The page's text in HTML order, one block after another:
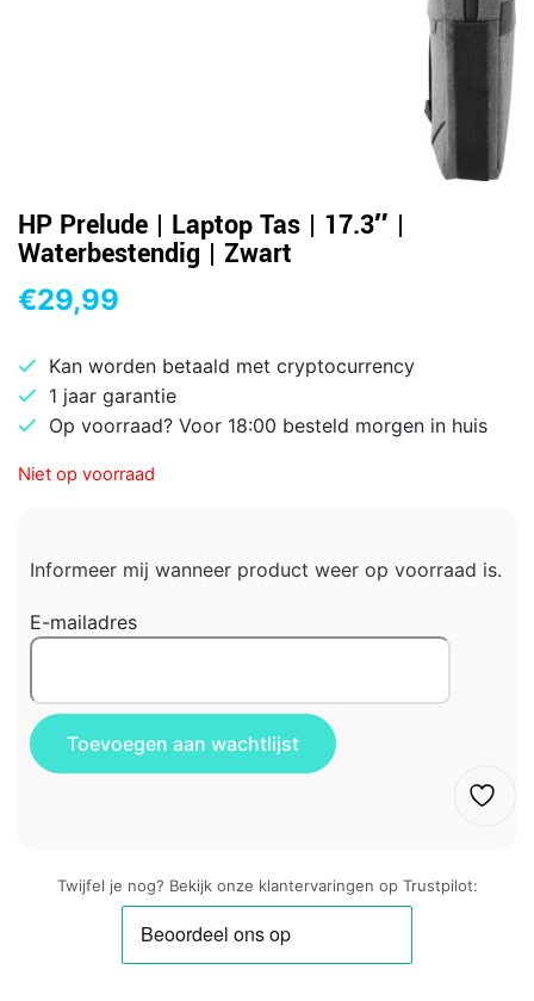
HP Prelude | Laptop Tas | 17.3″ |
Waterbestendig | Zwart
€29,99
Kan worden betaald met cryptocurrency
1 jaar garantie
Op voorraad? Voor 18:00 besteld morgen in huis
Niet op voorraad
Informeer mij wanneer product weer op voorraad is.
E-mailadres
Twijfel je nog? Bekijk onze klantervaringen op Trustpilot: